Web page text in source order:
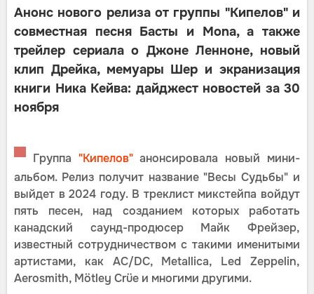
Анонс нового релиза от группы "Кипелов" и
совместная песня Басты и Mona, а также
трейлер сериала о Джоне Ленноне, новый
клип Дрейка, мемуары Шер и экранизация
книги Ника Кейва: дайджест новостей за 30
ноября
▀ Группа "Кипелов"анонсировала новый мини-
альбом. Релиз получит название "Весы Судьбы" и
выйдет в 2024 году. В треклист микстейпа войдут
пять песен, над созданием которых работать
канадский саунд-продюсер Майк Фрейзер,
известный сотрудничеством с такими именитыми
артистами, как AC/DC, Metallica, Led Zeppelin,
Aerosmith, Mötley Crüe и многими другими.